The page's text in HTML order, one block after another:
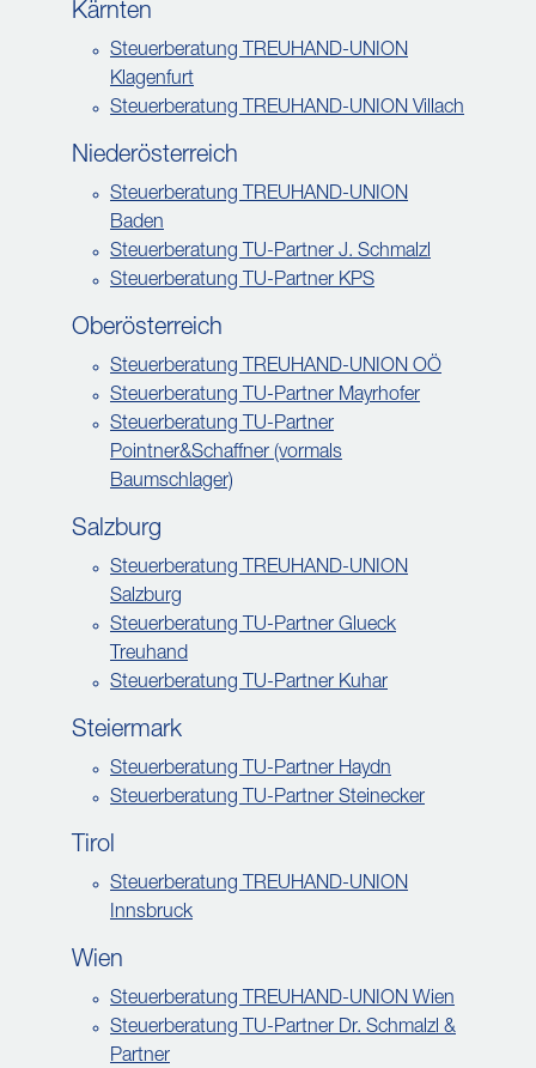
Kärnten
Steuerberatung TREUHAND-UNION
Klagenfurt
Steuerberatung TREUHAND-UNION Villach
Niederösterreich
Steuerberatung TREUHAND-UNION
Baden
Steuerberatung TU-Partner J. Schmalzl
Steuerberatung TU-Partner KPS
Oberösterreich
Steuerberatung TREUHAND-UNION OÖ
Steuerberatung TU-Partner Mayrhofer
Steuerberatung TU-Partner
Pointner&Schaffner (vormals
Baumschlager)
Salzburg
Steuerberatung TREUHAND-UNION
Salzburg
Steuerberatung TU-Partner Glueck
Treuhand
Steuerberatung TU-Partner Kuhar
Steiermark
Steuerberatung TU-Partner Haydn
Steuerberatung TU-Partner Steinecker
Tirol
Steuerberatung TREUHAND-UNION
Innsbruck
Wien
Steuerberatung TREUHAND-UNION Wien
Steuerberatung TU-Partner Dr. Schmalzl &
Partner